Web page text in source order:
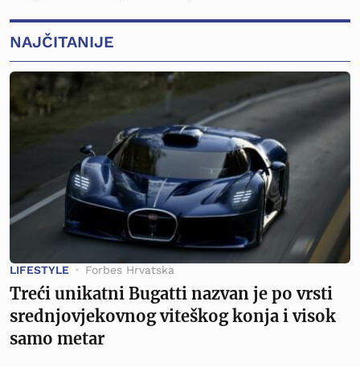
NAJČITANIJE
LIFESTYLE Forbes Hrvatska
Treći unikatni Bugatti nazvan je po vrsti
srednjovjekovnog viteškog konja i visok
samo metar